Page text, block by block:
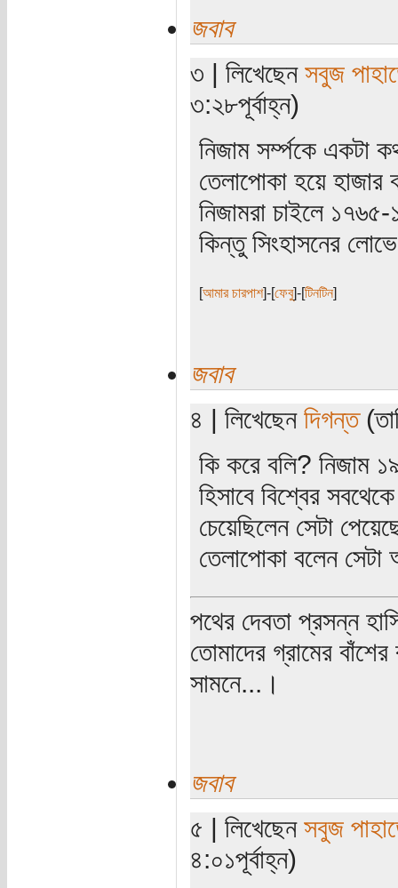
জবাব
৩ | লিখেছেন সবুজ
৩:২৮পূর্বাহ্ন)
নিজাম সর্ম্পকে একটা
তেলাপোকা হয়ে হাজার
নিজামরা চাইলে
কিন্তু সিংহাসনের
আমার চারপাশ]-[ ফেবু]-[ টিনটিন]
জবাব
৪ | লিখেছেন দিগন্ত
কি করে বলি? নিজাম
হিসাবে বিশ্বের
চেয়েছিলেন সেটা
তেলাপোকা বলেন
পথের দেবতা প্রসন্ন
তোমাদের গ্রামের
সামনে...।
জবাব
৫ | লিখেছেন সবুজ
৪:০১পূর্বাহ্ন)